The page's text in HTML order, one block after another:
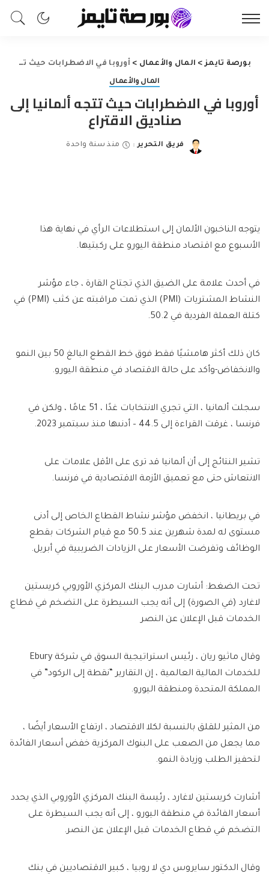
بورصة تايمز> المال والأعمال > أوروبا في الاضطرابات حيث تتجه ألمانيا إلى صناديق الاقتراع
المال والأعمال
أوروبا في الاضطرابات حيث تتجه ألمانيا إلى
صناديق الاقتراع
Posted
فريق التحرير منذ سنة واحدة
يتوجه الناخبون الألمان إلى استطلاعات الرأي في نهاية هذا
الأسبوع مع اقتصاد منطقة اليورو على ركبتيها.
في أحدث علامة على الضيق الذي تجتاح القارة ، جاء مؤشر
النشاط المشتريات (PMI) الذي تمت مراقبته عن كثب (PMI) في
كتلة العملة الفردية في 50.2.
كان ذلك أكثر هامشيًا فقط فوق خط القطع البالغ 50 بين النمو
والانخفاض-وأكد على حالة الاقتصاد في منطقة اليورو.
سجلت ألمانيا ، التي تجري الانتخابات غدًا ، 51 عامًا ، ولكن في
فرنسا ، غرقت القراءة إلى 44.5 – أدنىها منذ سبتمبر 2023.
تشير النتائج إلى أن ألمانيا قد ترى على الأقل علامات على
الانتعاش حتى مع تعميق الأزمة الاقتصادية في فرنسا.
في بريطانيا ، انخفض مؤشر نشاط القطاع الخاص إلى أدنى
مستوى له لمدة شهرين عند 50.5 مع قيام الشركات بقطع
الوظائف وتفرضت الأسعار على الزيادات الضريبية في أبريل.
تحت الضغط: أشارت مدرب البنك المركزي الأوروبي كريستين
لاغارد (في الصورة) إلى أنه يجب السيطرة على التضخم في قطاع
الخدمات قبل الإعلان عن النصر
وقال ماثيو ريان ، رئيس استراتيجية السوق في شركة Ebury
للخدمات المالية العالمية ، إن التقارير “نقطة إلى الركود” في
المملكة المتحدة ومنطقة اليورو.
من المثير للقلق بالنسبة لكلا الاقتصاد ، ارتفاع الأسعار أيضًا ،
مما يجعل من الصعب على البنوك المركزية خفض أسعار الفائدة
لتحفيز الطلب وزيادة النمو.
أشارت كريستين لاغارد ، رئيسة البنك المركزي الأوروبي الذي يحدد
أسعار الفائدة في منطقة اليورو ، إلى أنه يجب السيطرة على
التضخم في قطاع الخدمات قبل الإعلان عن النصر.
وقال الدكتور سايروس دي لا روبيا ، كبير الاقتصاديين في بنك